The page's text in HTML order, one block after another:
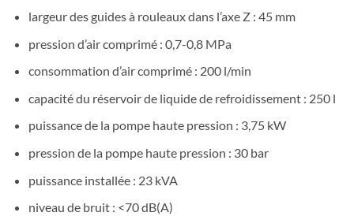
largeur des guides à rouleaux dans l’axe Z : 45 mm
pression d’air comprimé : 0,7-0,8 MPa
consommation d’air comprimé : 200 l/min
capacité du réservoir de liquide de refroidissement : 250 l
puissance de la pompe haute pression : 3,75 kW
pression de la pompe haute pression : 30 bar
puissance installée : 23 kVA
niveau de bruit : <70 dB(A)